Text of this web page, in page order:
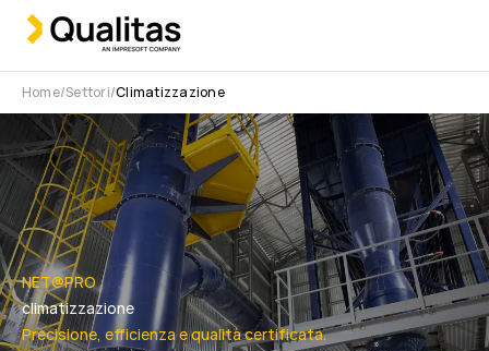
Home Settori Climatizzazione
NET@PRO
climatizzazione
Precisione, efficienza e qualità certificata.